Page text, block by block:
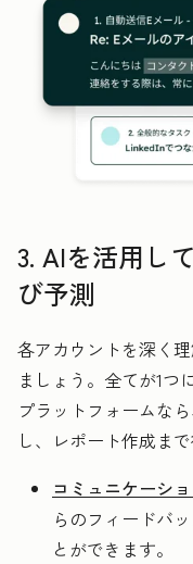
3. AIを活用し
び予測
各アカウントを深く
ましょう。全てが1つ
プラットフォームな
し、レポート作成まで
コミュニケーシ
らのフィードバ
とができます。